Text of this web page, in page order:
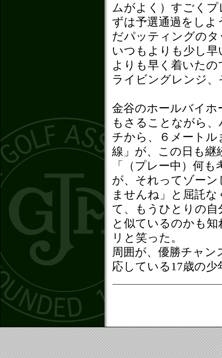
ムがよく）すごく
ずは予選通過をし
だパッティングの
いつもよりも少し
よりも早く着いた
ライビングレンジ
金谷のホールバイ
もさることながら
チから、６メートル
線」が、この日も継
「（プレー中）何
が、それってゾー
ませんね」と屈託
て、もうひとりの
と似ているのかも
リと笑った。
周囲が、優勝チャ
応している17歳の少